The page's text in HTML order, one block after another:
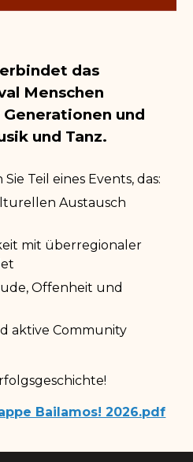
das
Menschen
und
und Tanz.
Teil eines Events, das:
Austausch
mit überregionaler
Offenheit und
aktive Community
!
Bailamos! 2026.pdf